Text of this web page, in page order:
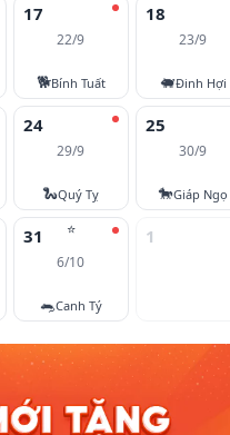
17
22/9
🐕Bính Tuất
18
23/9
🐖Đinh Hợi
24
29/9
🐍Quý Tỵ
25
30/9
🐎Giáp Ngọ
⭐
31
6/10
🐀Canh Tý
1